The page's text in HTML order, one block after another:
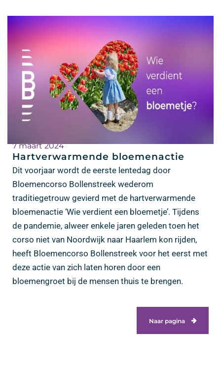
7 maart 2024
Hartverwarmende bloemenactie
Dit voorjaar wordt de eerste lentedag door
Bloemencorso Bollenstreek wederom
traditiegetrouw gevierd met de hartverwarmende
bloemenactie ‘Wie verdient een bloemetje’. Tijdens
de pandemie, alweer enkele jaren geleden toen het
corso niet van Noordwijk naar Haarlem kon rijden,
heeft Bloemencorso Bollenstreek voor het eerst met
deze actie van zich laten horen door een
bloemengroet bij de mensen thuis te brengen.
Naar pagina